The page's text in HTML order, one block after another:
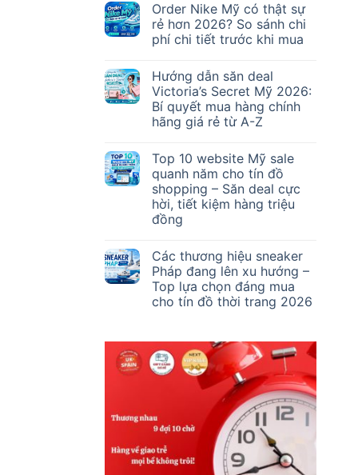
Order Nike Mỹ có thật sự
rẻ hơn 2026? So sánh chi
phí chi tiết trước khi mua
Hướng dẫn săn deal
Victoria’s Secret Mỹ 2026:
Bí quyết mua hàng chính
hãng giá rẻ từ A-Z
Top 10 website Mỹ sale
quanh năm cho tín đồ
shopping – Săn deal cực
hời, tiết kiệm hàng triệu
đồng
Các thương hiệu sneaker
Pháp đang lên xu hướng –
Top lựa chọn đáng mua
cho tín đồ thời trang 2026